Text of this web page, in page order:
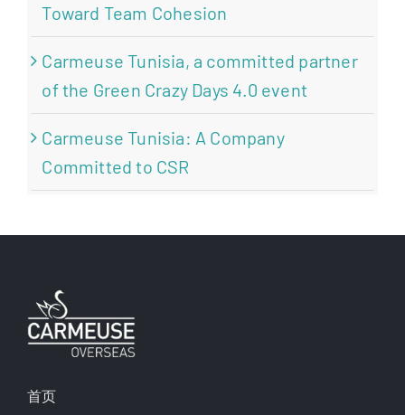
Toward Team Cohesion
Carmeuse Tunisia, a committed partner
of the Green Crazy Days 4.0 event
Carmeuse Tunisia: A Company
Committed to CSR
首页